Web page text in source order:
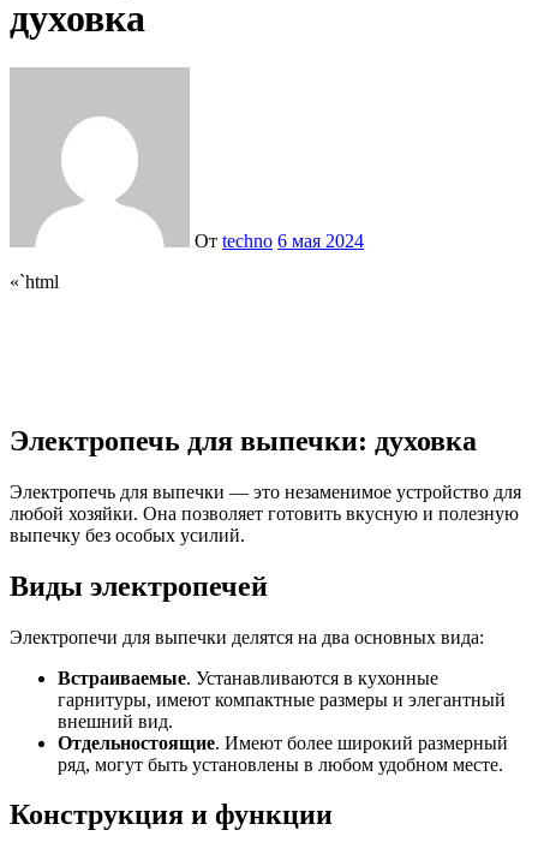
духовка
От techno 6 мая 2024
«`html
Электропечь для выпечки: духовка
Электропечь для выпечки — это незаменимое устройство для
любой хозяйки. Она позволяет готовить вкусную и полезную
выпечку без особых усилий.
Виды электропечей
Электропечи для выпечки делятся на два основных вида:
Встраиваемые. Устанавливаются в кухонные
гарнитуры, имеют компактные размеры и элегантный
внешний вид.
Отдельностоящие. Имеют более широкий размерный
ряд, могут быть установлены в любом удобном месте.
Конструкция и функции